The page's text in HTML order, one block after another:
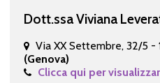
Dott.ssa Viviana
Via XX Settembre, 32/5 -
(Genova)
Clicca qui per